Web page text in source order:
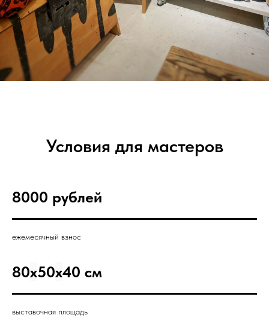
Условия для мастеров
8000 рублей
ежемесячный взнос
80x50x40 см
выставочная площадь